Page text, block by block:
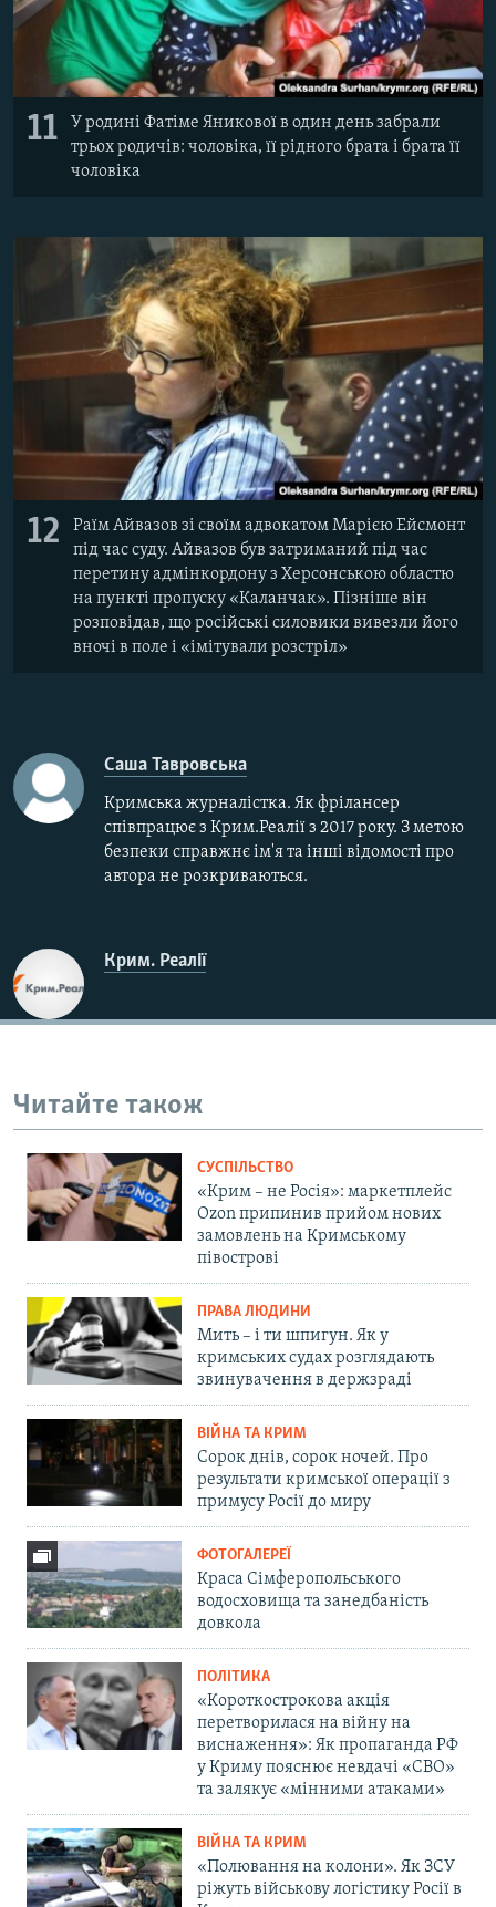
11
У родині Фатіме Яникової в один день забрали
трьох родичів: чоловіка, її рідного брата і брата її
чоловіка
12
Раїм Айвазов зі своїм адвокатом Марією Ейсмонт
під час суду. Айвазов був затриманий під час
перетину адмінкордону з Херсонською областю
на пункті пропуску «Каланчак». Пізніше він
розповідав, що російські силовики вивезли його
вночі в поле і «імітували розстріл»
Саша Тавровська
Кримська журналістка. Як фрілансер
співпрацює з Крим.Реалії з 2017 року. З метою
безпеки справжнє ім'я та інші відомості про
автора не розкриваються.
Крим. Реалії
Читайте також
СУСПІЛЬСТВО
«Крим – не Росія»: маркетплейс
Ozon припинив прийом нових
замовлень на Кримському
півострові
ПРАВА ЛЮДИНИ
Мить – і ти шпигун. Як у
кримських судах розглядають
звинувачення в держзраді
ВІЙНА ТА КРИМ
Сорок днів, сорок ночей. Про
результати кримської операції з
примусу Росії до миру
ФОТОГАЛЕРЕЇ
Краса Сімферопольського
водосховища та занедбаність
довкола
ПОЛІТИКА
«Короткострокова акція
перетворилася на війну на
виснаження»: Як пропаганда РФ
у Криму пояснює невдачі «СВО»
та залякує «мінними атаками»
ВІЙНА ТА КРИМ
«Полювання на колони». Як ЗСУ
ріжуть військову логістику Росії в